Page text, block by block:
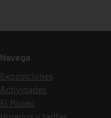
Navega
Exposiciones
Actividades
El Museo